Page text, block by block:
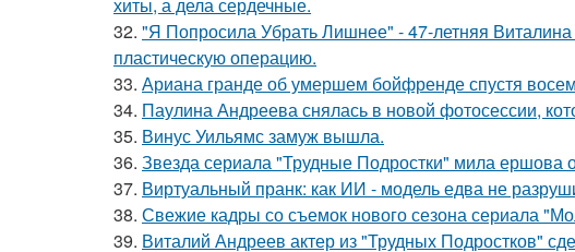
32. "Я Попросила Убрать Лишнее" - 47-летняя
пластическую операцию.
33. Ариана гранде об умершем бойфренде спустя
34. Паулина Андреева снялась в новой фотосессии,
35. Винус Уильямс замуж вышла.
36. Звезда сериала "Трудные Подростки" мила ершова
37. Виртуальный пранк: как ИИ - модель едва не
38. Свежие кадры со съемок нового сезона сериала
39. Виталий Андреев актер из "Трудных Подростков"